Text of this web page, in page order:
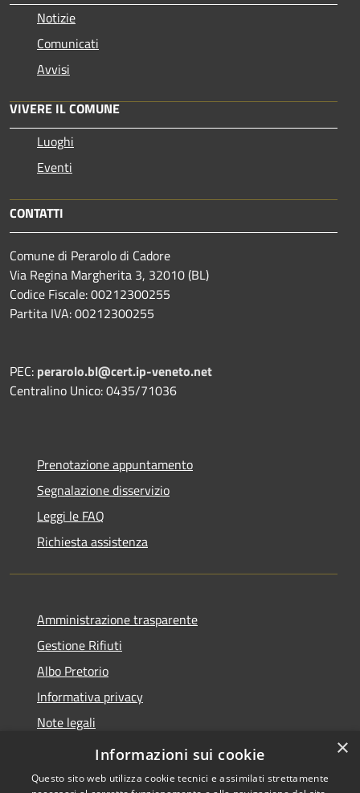
Notizie
Comunicati
Avvisi
VIVERE IL COMUNE
Luoghi
Eventi
CONTATTI
Comune di Perarolo di Cadore
Via Regina Margherita 3, 32010 (BL)
Codice Fiscale: 00212300255
Partita IVA: 00212300255
PEC: perarolo.bl@cert.ip-veneto.net
Centralino Unico: 0435/71036
Prenotazione appuntamento
Segnalazione disservizio
Leggi le FAQ
Richiesta assistenza
Amministrazione trasparente
Gestione Rifiuti
Albo Pretorio
Informativa privacy
Note legali
Dichiarazione di accessibilità
×
Informazioni sui cookie
Questo sito web utilizza cookie tecnici e assimilati strettamente